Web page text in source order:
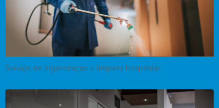
Serviço de higienização e limpeza hospitalar